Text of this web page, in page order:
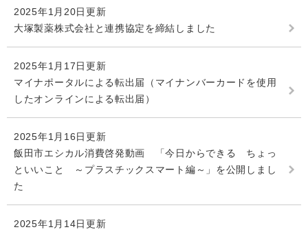
2025年1月20日更新
大塚製薬株式会社と連携協定を締結しました
2025年1月17日更新
マイナポータルによる転出届（マイナンバーカードを使用
したオンラインによる転出届）
2025年1月16日更新
飯田市エシカル消費啓発動画 「今日からできる ちょっ
といいこと ～プラスチックスマート編～」を公開しまし
た
2025年1月14日更新